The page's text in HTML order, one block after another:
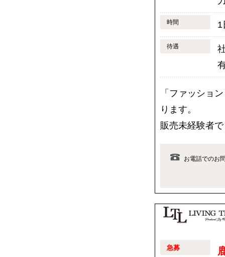
時間 1
待遇
「ファッショ
ります。
販売未経験者
お電話でのお
急募